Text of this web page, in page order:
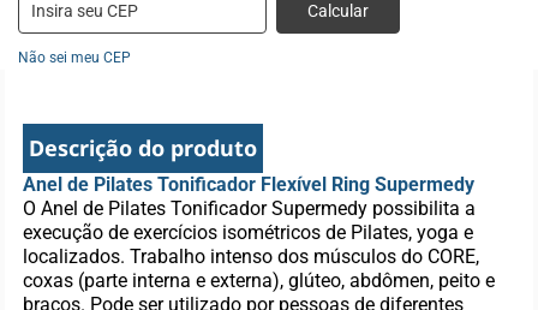
Calcular
Não sei meu CEP
Descrição do produto
Anel de Pilates Tonificador Flexível Ring Supermedy
O Anel de Pilates Tonificador Supermedy possibilita a
execução de exercícios isométricos de Pilates, yoga e
localizados. Trabalho intenso dos músculos do CORE,
coxas (parte interna e externa), glúteo, abdômen, peito e
braços. Pode ser utilizado por pessoas de diferentes